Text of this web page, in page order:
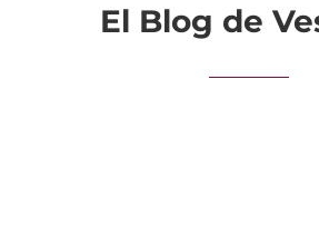
El Blog de